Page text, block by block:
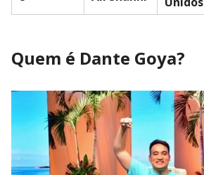
Quem é Dante Goya?